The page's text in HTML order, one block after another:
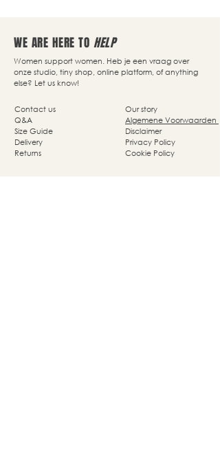
WE ARE HERE TO HELP
Women support women. Heb je een vraag over
onze studio, tiny shop, online platform, of anything
else? Let us know!
Our story
Algemene Voorwaarden
Disclaimer
Privacy Policy
Cookie Policy
Contact us
Q&A
Size Guide
Delivery
Returns